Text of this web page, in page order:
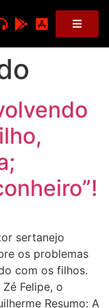
sertanejo
os problemas
com os filhos.
Felipe, o
Resumo: A